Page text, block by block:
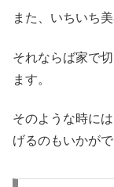
また、いちいち
それならば家で
ます。
そのような時に
げるのもいかが